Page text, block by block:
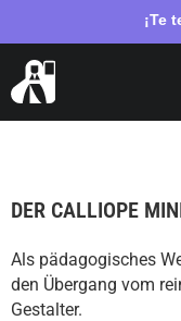
¡Te
Programación
Escuelas
DER CALLIOPE
Als pädagogisches
den Übergang vom
Gestalter.